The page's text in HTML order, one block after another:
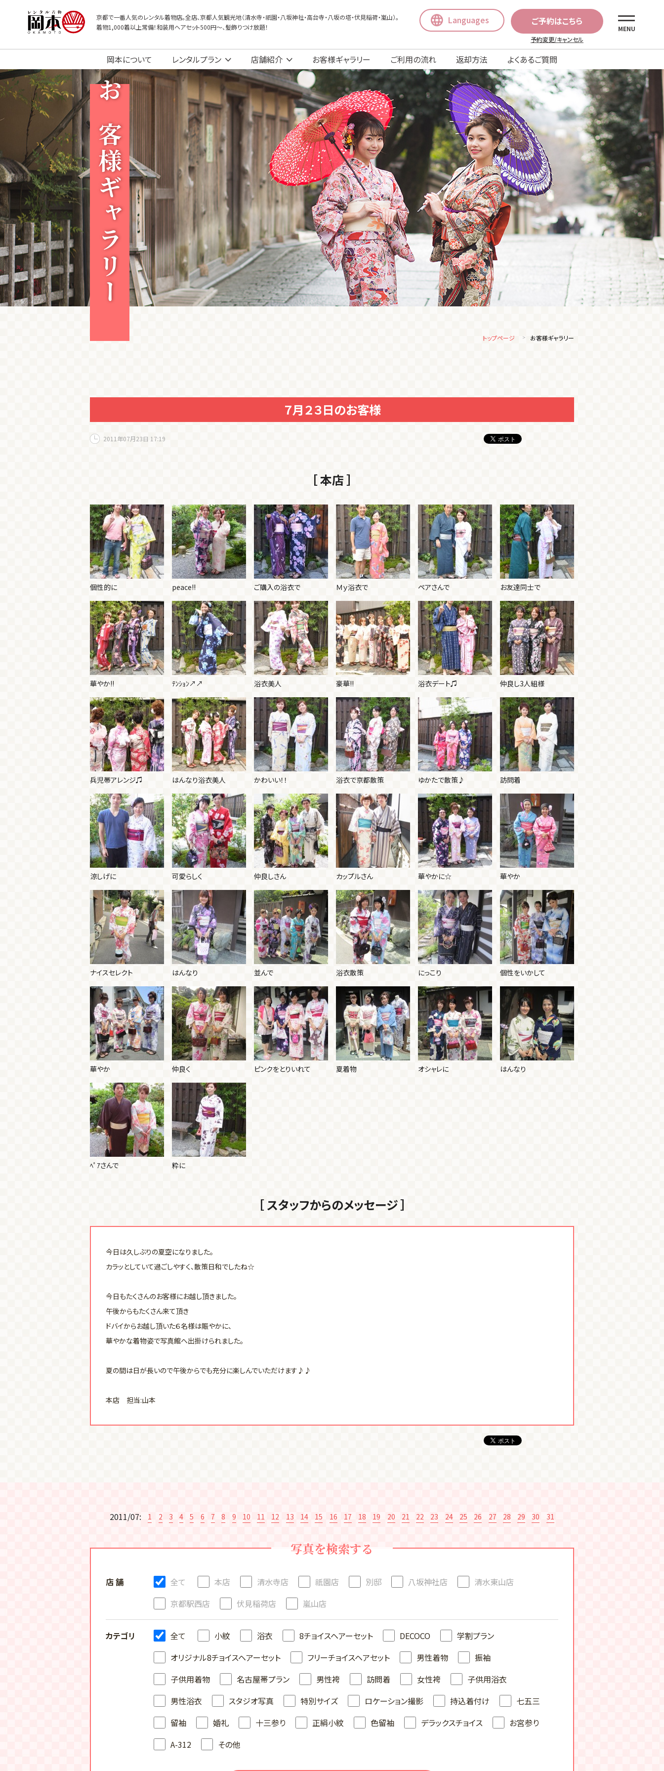
京都で一番人気のレンタル着物店。全店、京都人気観光地（清水寺・祇園・八坂神社・高台寺・八坂の塔・伏見稲荷・嵐山）。
着物1,000着以上常備！和装用ヘアセット500円〜、髪飾りつけ放題！
Languages ご予約はこちら
予約変更/キャンセル
MENU
岡本について レンタルプラン 店舗紹介 お客様ギャラリー ご利用の流れ 返却方法 よくあるご質問
お客様ギャラリー
トップページ お客様ギャラリー
７月２３日のお客様
2011年07月23日 17:19
［ 本店 ］
個性的に peace!! ご購入の浴衣で Ｍｙ浴衣で ペアさんで お友達同士で
華やか!! ﾃﾝｼｮﾝ↗↗ 浴衣美人 豪華!! 浴衣デート♫ 仲良し3人組様
兵児帯アレンジ♫ はんなり浴衣美人 かわいい！！ 浴衣で京都散策 ゆかたで散策♪ 訪問着
涼しげに 可愛らしく 仲良しさん カップルさん 華やかに☆ 華やか
ナイスセレクト はんなり 並んで 浴衣散策 にっこり 個性をいかして
華やか 仲良く ピンクをとりいれて 夏着物 オシャレに はんなり
ﾍﾟｱさんで 粋に
［ スタッフからのメッセージ ］
今日は久しぶりの夏空になりました。
カラッとしていて過ごしやすく、散策日和でしたね☆
今日もたくさんのお客様にお越し頂きました。
午後からもたくさん来て頂き
ドバイからお越し頂いた６名様は賑やかに、
華やかな着物姿で写真館へ出掛けられました。
夏の間は日が長いので午後からでも充分に楽しんでいただけます♪♪
本店 担当:山本
2011/07: 1 2 3 4 5 6 7 8 9 10 11 12 13 14 15 16 17 18 19 20 21 22 23 24 25 26 27 28 29 30 31
写真を検索する
店 舗 全て 本店 清水寺店 祇園店 別邸 八坂神社店
清水東山店
京都駅西店
伏見稲荷店 嵐山店
カテゴリ 全て 小紋 浴衣 8チョイスヘアーセット DECOCO
学割プラン
オリジナル8チョイスヘアーセット
フリーチョイスヘアセット 男性着物
振袖
子供用着物
名古屋帯プラン 男性袴 訪問着 女性袴
子供用浴衣
男性浴衣
スタジオ写真 特別サイズ ロケーション撮影 持込着付け
七五三
留袖
婚礼 十三参り 正絹小紋 色留袖 デラックスチョイス
お宮参り
A-312
その他